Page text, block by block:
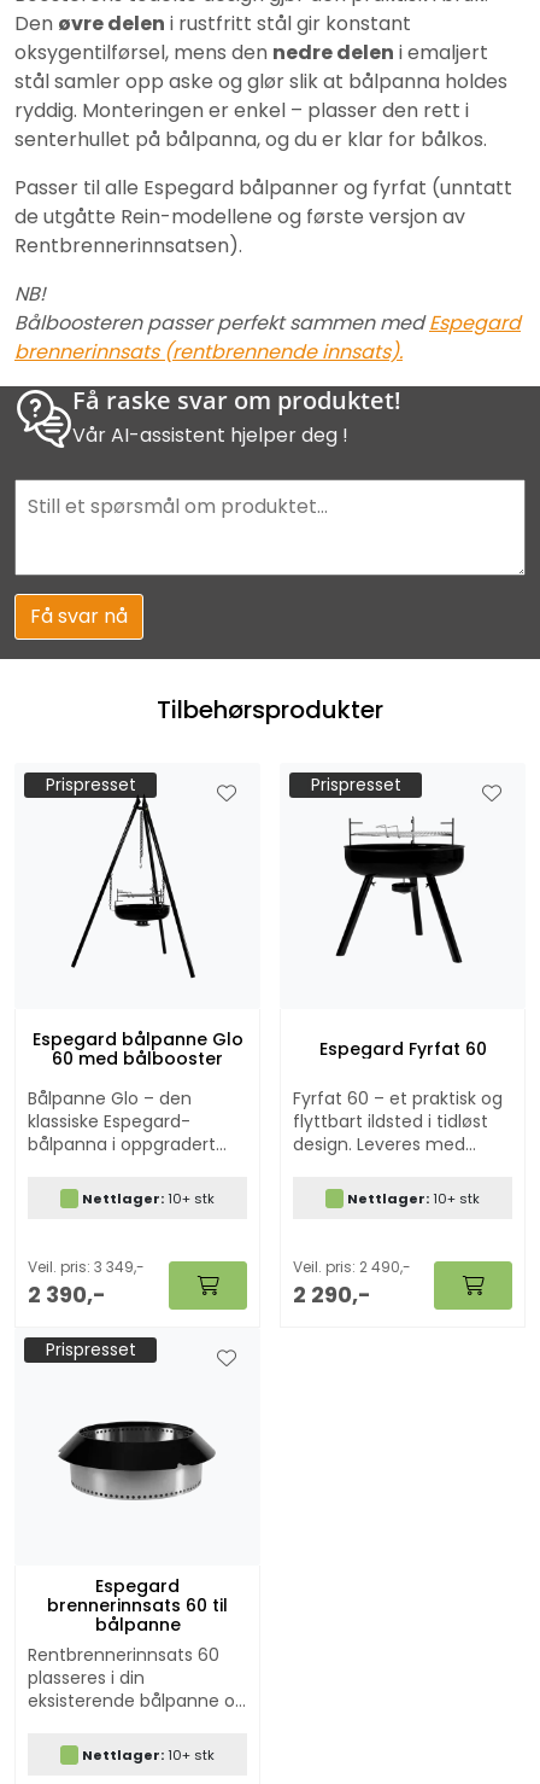
Den øvre delen i rustfritt stål gir konstant
oksygentilførsel, mens den nedre delen i emaljert
stål samler opp aske og glør slik at bålpanna holdes
ryddig. Monteringen er enkel – plasser den rett i
senterhullet på bålpanna, og du er klar for bålkos.
Passer til alle Espegard bålpanner og fyrfat (unntatt
de utgåtte Rein-modellene og første versjon av
Rentbrennerinnsatsen).
NB!
Bålboosteren passer perfekt sammen medEspegard
brennerinnsats (rentbrennende innsats).
Få raske svar om produktet!
Vår AI-assistent hjelper deg !
Få svar nå
Tilbehørsprodukter
Prispresset
Espegard bålpanne Glo
60 med bålbooster
Bålpanne Glo – den
klassiske Espegard-
bålpanna i oppgradert
bålbooster får du masse
glør, perfekte grillforhold
kvalitet.
Nettlager:10+ stk
Veil. pris: 3 349,-
2 390,-
Prispresset
Espegard Fyrfat 60
Fyrfat 60 – et praktisk og
flyttbart ildsted i tidløst
design. Leveres med
med tilbehør til Original
60 for ekte matglede ute.
Nettlager:10+ stk
Veil. pris: 2 490,-
2 290,-
Prispresset
Espegard
brennerinnsats 60 til
bålpanne
Rentbrennerinnsats 60
plasseres i din
eksisterende bålpanne og
forbrenning og høyere
varme. En enkel
Nettlager:10+ stk